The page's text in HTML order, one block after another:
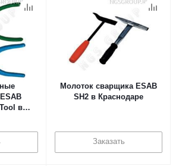
в
Молоток сварщика ESAB
SH2 в Краснодаре
Заказать